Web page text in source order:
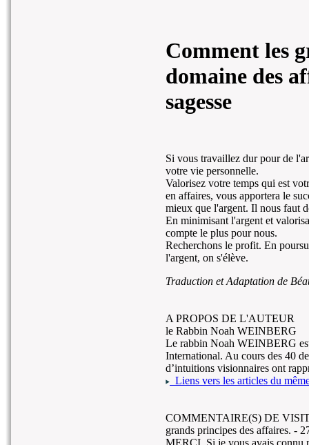
Comment les
domaine des
sagesse
Si vous travaillez dur pour de
votre vie personnelle.
Valorisez votre temps qui est
en affaires, vous apportera le
mieux que l'argent. Il nous faut
En minimisant l'argent et
compte le plus pour nous.
Recherchons le profit. En
l'argent, on s'élève.
Traduction et Adaptation de
A PROPOS DE L'AUTEUR
le Rabbin Noah WEINBERG
Le rabbin Noah WEINBERG
International. Au cours des 40
d’intuitions visionnaires ont
Liens vers les articles du
COMMENTAIRE(S) DE
grands principes des affaires. -
MERCI. Si je vous avais connu